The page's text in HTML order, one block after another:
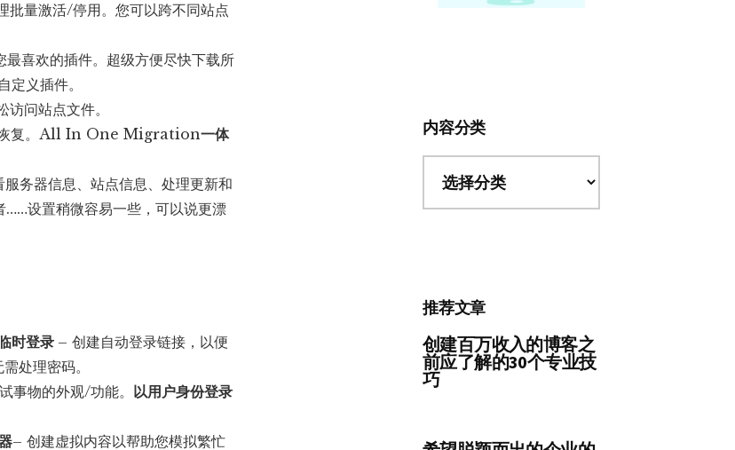
批量激活/停用。您可以跨不同站点
喜欢的插件。超级方便尽快下载所
义插件。
问站点文件。
恢复。All In One Migration一体
务器信息、站点信息、处理更新和
设置稍微容易一些，可以说更漂
登录 – 创建自动登录链接，以便
处理密码。
事物的外观/功能。 以用户身份登录
– 创建虚拟内容以帮助您模拟繁忙
内容分类
分
推荐文章
创建百万收入的博客之
前应了解的30个专业技
巧